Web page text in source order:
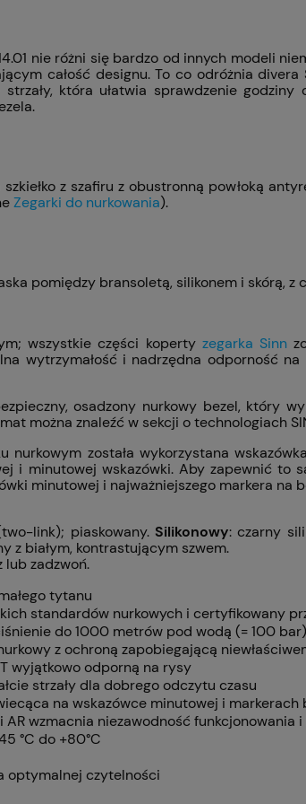
nie różni się bardzo od innych modeli
całość designu. To co odróżnia
która ułatwia sprawdzenie
szkiełko z szafiru z obustronną powłoką
Zegarki do nurkowania).
pomiędzy bransoletą, silikonem i skórą,
wszystkie części koperty zegarka Sinn
wytrzymałość i nadrzędna odporność
osadzony nurkowy bezel, który
można znaleźć w sekcji o technologiach
nurkowym została wykorzystana
i minutowej wskazówki. Aby zapewnić
minutowej i najważniejszego markera na
link); piaskowany. Silikonowy: czarny
z białym, kontrastującym szwem.
lub zadzwoń.
tytanu
standardów nurkowych i certyfikowany
do 1000 metrów pod wodą (= 100
z ochroną zapobiegającą
wyjątkowo odporną na rysy
strzały dla dobrego odczytu czasu
na wskazówce minutowej i
wzmacnia niezawodność funkcjonowania
°C do +80°C
optymalnej czytelności